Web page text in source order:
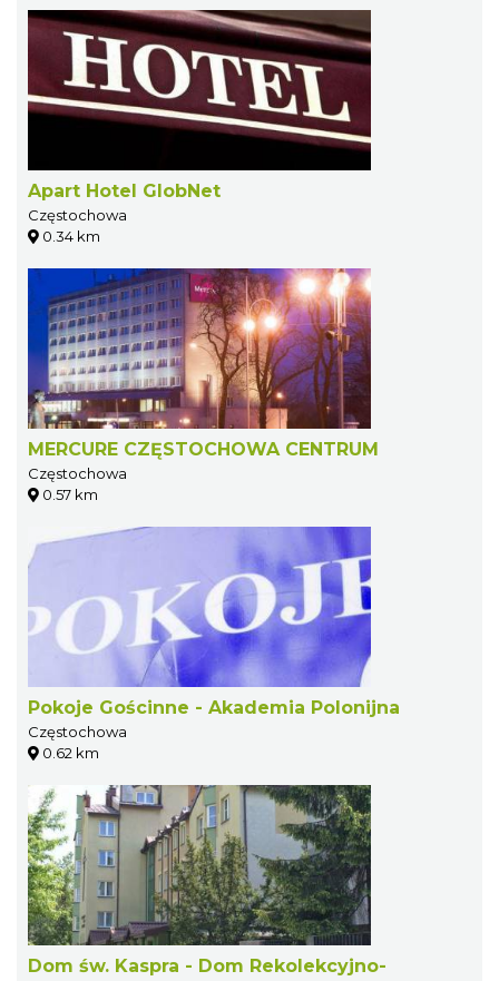
Apart Hotel GlobNet
Częstochowa
0.34 km
MERCURE CZĘSTOCHOWA CENTRUM
Częstochowa
0.57 km
Pokoje Gościnne - Akademia Polonijna
Częstochowa
0.62 km
Dom św. Kaspra - Dom Rekolekcyjno-